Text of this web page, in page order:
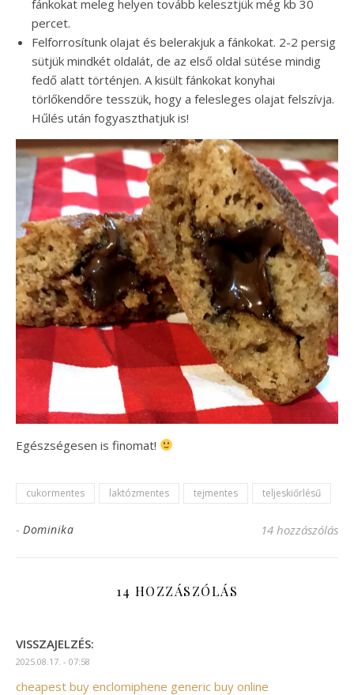
fánkokat meleg helyen tovább kelesztjük még kb 30
percet.
Felforrosítunk olajat és belerakjuk a fánkokat. 2-2 persig
sütjük mindkét oldalát, de az első oldal sütése mindig
fedő alatt történjen. A kisült fánkokat konyhai
törlőkendőre tesszük, hogy a felesleges olajat felszívja.
Hűlés után fogyaszthatjuk is!
Egészségesen is finomat!
cukormentes laktózmentes tejmentes teljeskiőrlésű
- Dominika 14 hozzászólás
14 HOZZÁSZÓLÁS
VISSZAJELZÉS:
2025.08.17. - 07:58
cheapest buy enclomiphene generic buy online